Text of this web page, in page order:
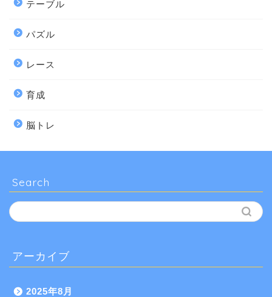
テーブル
パズル
レース
育成
脳トレ
Search
アーカイブ
2025年8月